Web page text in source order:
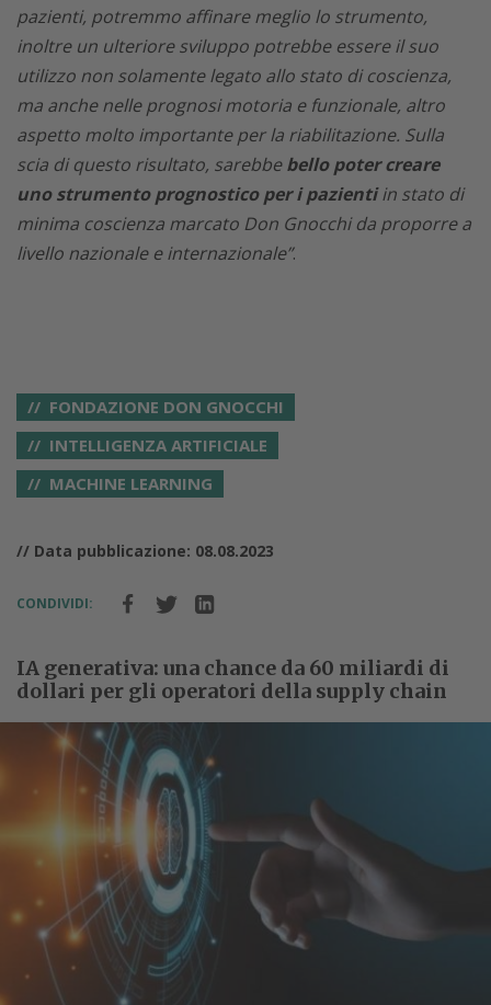
pazienti, potremmo affinare meglio lo strumento,
inoltre un ulteriore sviluppo potrebbe essere il suo
utilizzo non solamente legato allo stato di coscienza,
ma anche nelle prognosi motoria e funzionale, altro
aspetto molto importante per la riabilitazione. Sulla
scia di questo risultato, sarebbebello poter creare
uno strumento prognostico per i pazientiin stato di
minima coscienza marcato Don Gnocchi da proporre a
livello nazionale e internazionale”.
FONDAZIONE DON GNOCCHI
INTELLIGENZA ARTIFICIALE
MACHINE LEARNING
// Data pubblicazione: 08.08.2023
CONDIVIDI:
IA generativa: una chance da 60 miliardi di
dollari per gli operatori della supply chain